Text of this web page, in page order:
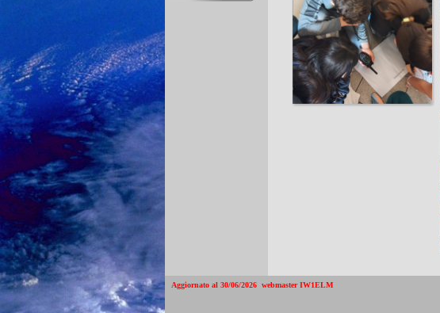
Aggiornato al 30/06/2026  webmaster IW1ELM